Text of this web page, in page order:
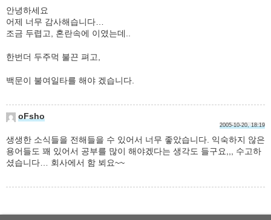
안녕하세요
어제 너무 감사해습니다…
조금 두렵고, 혼란속에 이였는데..
한번더 두주먹 불끈 펴고,
백문이 불여일타를 해야 겠습니다.
oFsho
2005-10-20, 18:19
생생한 소식들을 전해들을 수 있어서 너무 좋았습니다. 익숙하지 않은
용어들도 꽤 있어서 공부를 많이 해야겠다는 생각도 들구요,,, 수고하
셨습니다… 회사에서 함 뵈요~~